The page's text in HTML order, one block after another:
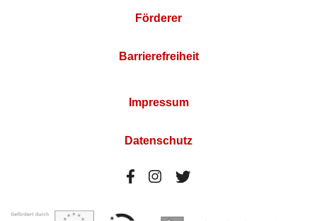
Förderer
Barrierefreiheit
Impressum
Datenschutz